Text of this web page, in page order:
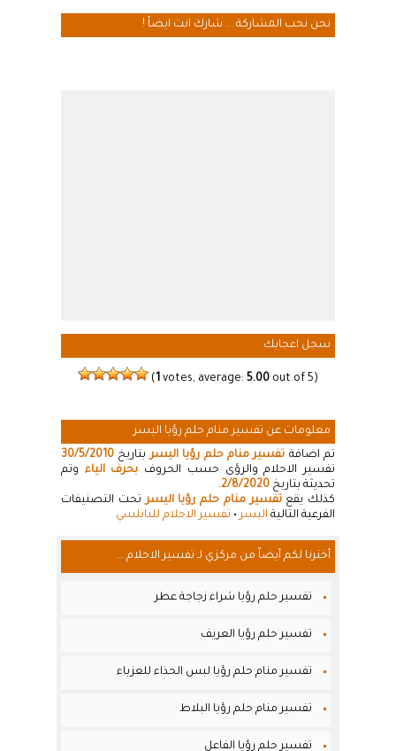
نحن نحب المشاركة ... شارك انت ايضاً !
سجل اعجابك
( 1 votes, average: 5.00 out of 5)
معلومات عن تفسير منام حلم رؤيا اليسر
تم اضافة تفسير منام حلم رؤيا اليسربتاريخ 30/5/2010
تفسير الاحلام والرؤى حسب الحروف بحرف الياء وتم
تحديثة بتاريخ 2/8/2020
.
كذلك يقعتفسير منام حلم رؤيا اليسرتحت التصنيفات
الفرعية التالية اليسر• تفسير الاحلام للنابلسي
أخترنا لكم أيضاً من مركزي لـ تفسير الاحلام ...
تفسير حلم رؤيا شراء زجاجة عطر
تفسير حلم رؤيا العريف
تفسير منام حلم رؤيا لبس الحذاء للعزباء
تفسير منام حلم رؤيا البلاط
تفسير حلم رؤيا الفاعل